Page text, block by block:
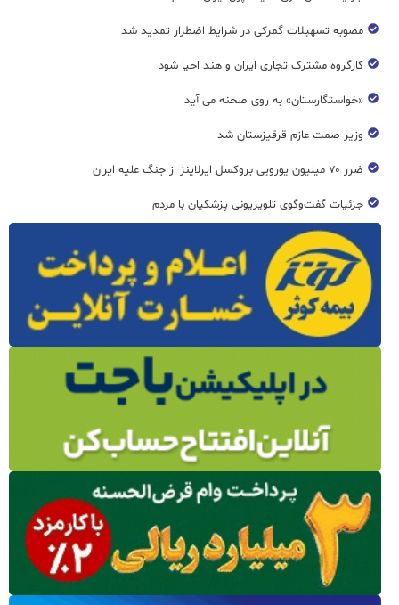
مصوبه تسهیلات گمرکی در شرایط اضطرار تمدید شد
کارگروه مشترک تجاری ایران و هند احیا شود
«خواستگارستان» به روی صحنه می آید
وزیر صمت عازم قرقیزستان شد
ضرر ۷۰ میلیون یورویی بروکسل ایرلاینز از جنگ علیه ایران
جزئیات گفت‌وگوی تلویزیونی پزشکیان با مردم